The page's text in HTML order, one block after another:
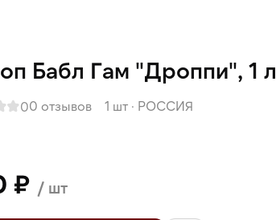
Бабл Гам "Дроппи", 1 л
00 отзывов 1 шт · РОССИЯ
₽ / шт